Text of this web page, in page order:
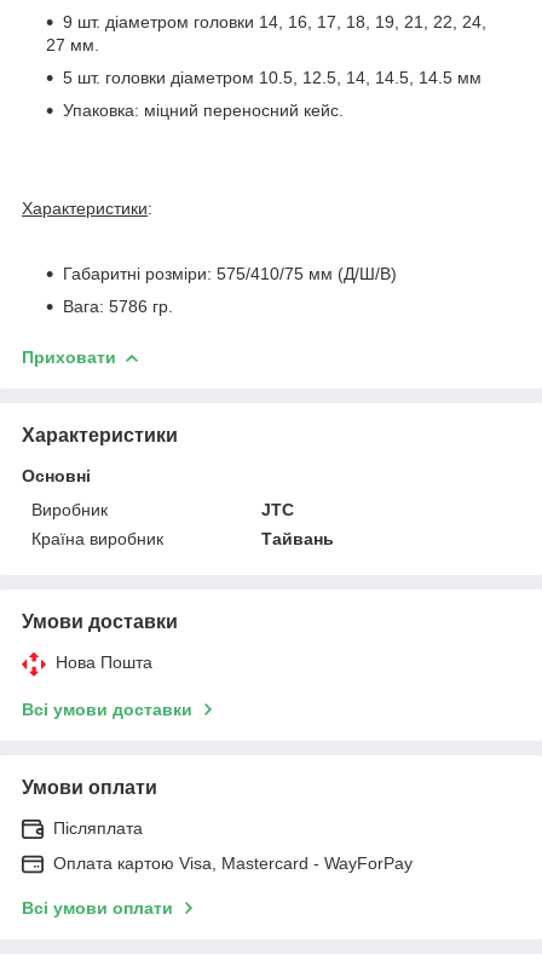
9 шт. діаметром головки 14, 16, 17, 18, 19, 21, 22, 24,
27 мм.
5 шт. головки діаметром 10.5, 12.5, 14, 14.5, 14.5 мм
Упаковка: міцний переносний кейс.
Характеристики:
Габаритні розміри: 575/410/75 мм (Д/Ш/В)
Вага: 5786 гр.
Приховати
Характеристики
Основні
Виробник
JTC
Країна виробник
Тайвань
Умови доставки
Нова Пошта
Всі умови доставки
Умови оплати
Післяплата
Оплата картою Visa, Mastercard - WayForPay
Всі умови оплати